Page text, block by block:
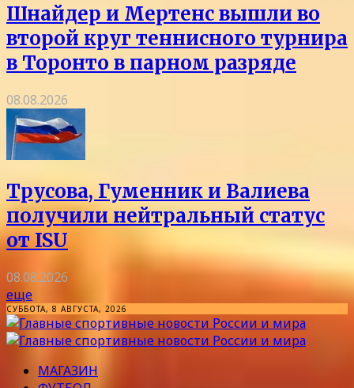
Шнайдер и Мертенс вышли во
второй круг теннисного турнира
в Торонто в парном разряде
08.08.2026
Трусова, Гуменник и Валиева
получили нейтральный статус
от ISU
08.08.2026
еще
СУББОТА, 8 АВГУСТА, 2026
МАГАЗИН